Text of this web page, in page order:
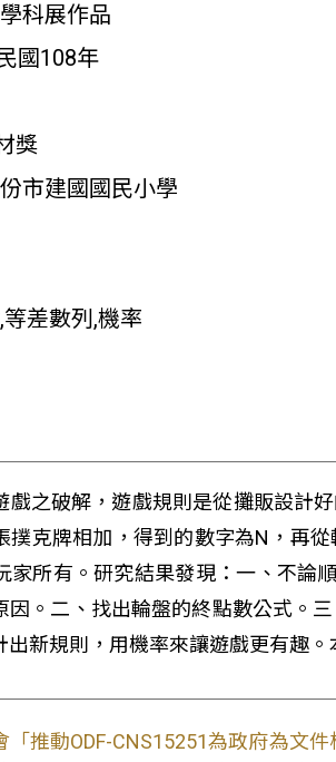
科展作品
國108年
獎
市建國國民小學
差數列,機率
戲之破解，遊戲規則是從攤販設計
撲克牌相加，得到的數字為N，再
家所有。研究結果發現：一、不論
因。二、找出輪盤的終點數公式。
新規則，用機率來讓遊戲更有趣
「推動ODF-CNS15251為政府為文